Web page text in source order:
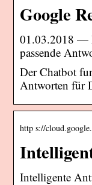
Google
01.03.2018 —
passende
Der Chatbot
Antworten für
http s://
Intelligente